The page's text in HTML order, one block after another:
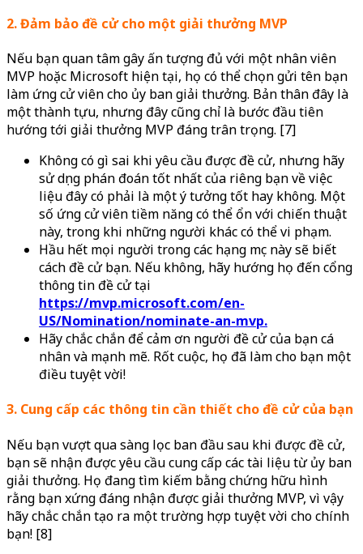
2. Đảm bảo đề cử cho một giải thưởng MVP
Nếu bạn quan tâm gây ấn tượng đủ với một nhân viên
MVP hoặc Microsoft hiện tại, họ có thể chọn gửi tên bạn
làm ứng cử viên cho ủy ban giải thưởng. Bản thân đây là
một thành tựu, nhưng đây cũng chỉ là bước đầu tiên
hướng tới giải thưởng MVP đáng trân trọng. [7]
Không có gì sai khi yêu cầu được đề cử, nhưng hãy
sử dụng phán đoán tốt nhất của riêng bạn về việc
liệu đây có phải là một ý tưởng tốt hay không. Một
số ứng cử viên tiềm năng có thể ổn với chiến thuật
này, trong khi những người khác có thể vi phạm.
Hầu hết mọi người trong các hạng mục này sẽ biết
cách đề cử bạn. Nếu không, hãy hướng họ đến cổng
thông tin đề cử tại
https://mvp.microsoft.com/en-
US/Nomination/nominate-an-mvp.
Hãy chắc chắn để cảm ơn người đề cử của bạn cá
nhân và mạnh mẽ. Rốt cuộc, họ đã làm cho bạn một
điều tuyệt vời!
3. Cung cấp các thông tin cần thiết cho đề cử của bạn
Nếu bạn vượt qua sàng lọc ban đầu sau khi được đề cử,
bạn sẽ nhận được yêu cầu cung cấp các tài liệu từ ủy ban
giải thưởng. Họ đang tìm kiếm bằng chứng hữu hình
rằng bạn xứng đáng nhận được giải thưởng MVP, vì vậy
hãy chắc chắn tạo ra một trường hợp tuyệt vời cho chính
bạn! [8]